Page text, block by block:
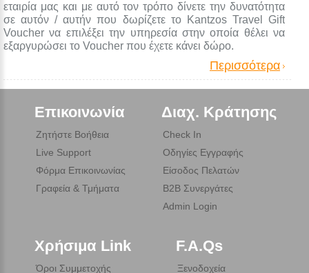
εταιρία μας και με αυτό τον τρόπο δίνετε την δυνατότητα
σε αυτόν / αυτήν που δωρίζετε το Kantzos Travel Gift
Voucher να επιλέξει την υπηρεσία στην οποία θέλει να
εξαργυρώσει το Voucher που έχετε κάνει δώρο.
Περισσότερα
Επικοινωνία
Ζητήστε Βοήθεια
Live Support
Φόρμα Επικοινωνίας
Γραφεία & Τμήματα
Διαχ. Κράτησης
Check In
Οδηγίες Εγγραφής
Είσοδος Πελατών
B2B Συνεργάτες
Admin Login
Χρήσιμα Link
Όροι Συμμετοχής
F.A.Qs
Ξενοδοχεία